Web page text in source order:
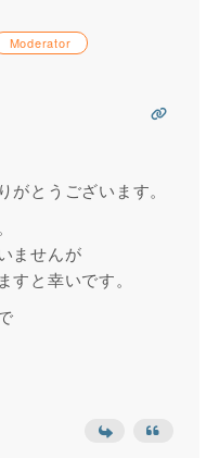
Moderator
とうございます。
ませんが
と幸いです。